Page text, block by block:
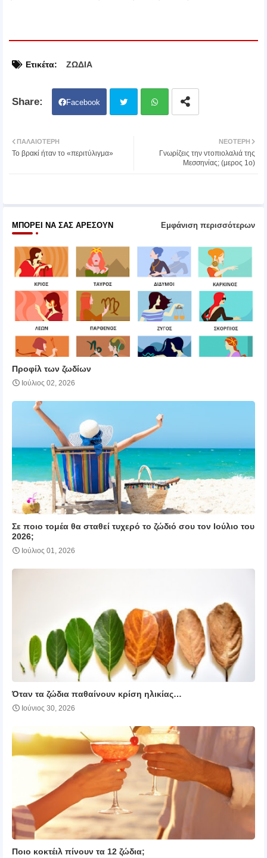
Ετικέτα: ΖΩΔΙΑ
Facebook
atsa
ΝΕΌΤΕΡΗ
Γνωρίζεις την ντοπιολαλιά της
Μεσσηνίας; (μερος 1o)
ΠΑΛΑΙΌΤΕΡΗ
Το βρακί ήταν το «περιτύλιγμα»
ΜΠΟΡΕΊ ΝΑ ΣΑΣ ΑΡΈΣΟΥΝ Εμφάνιση περισσότερων
Προφίλ των ζωδίων
Ιούλιος 02, 2026
Σε ποιο τομέα θα σταθεί τυχερό το ζώδιό σου τον Ιούλιο του
2026;
Ιούλιος 01, 2026
Όταν τα ζώδια παθαίνουν κρίση ηλικίας…
Ιούνιος 30, 2026
Ποιο κοκτέιλ πίνουν τα 12 ζώδια;